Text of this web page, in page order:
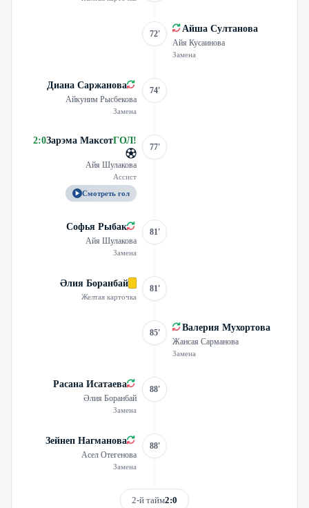
72' Айша Султанова
Айя Кусаинова
Замена
Диана Саржанова
Айкуним Рысбекова
Замена
74'
2:0Зарэма МаксотГОЛ!
Айя Шулакова
Ассист
Смотреть гол
77'
Софья Рыбак
Айя Шулакова
Замена
81'
Әлия Боранбай
Желтая карточка
81'
85' Валерия Мухортова
Жансая Сарманова
Замена
Расана Исатаева
Әлия Боранбай
Замена
88'
Зейнеп Нагманова
Асел Отегенова
Замена
88'
2-й тайм2:0